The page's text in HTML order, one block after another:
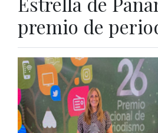
premio de